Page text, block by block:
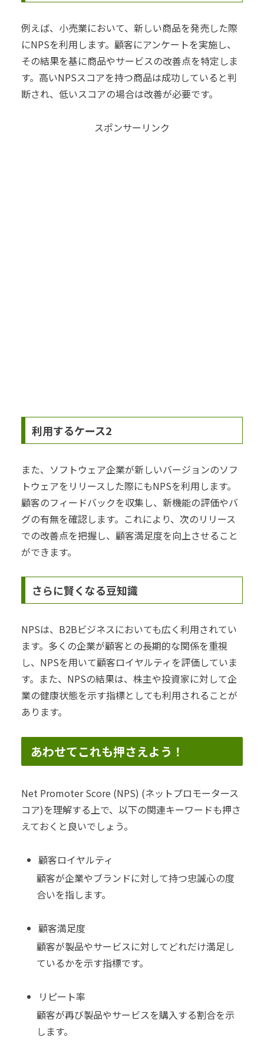
例えば、小売業において、新しい商品を発売した際
にNPSを利用します。顧客にアンケートを実施し、
その結果を基に商品やサービスの改善点を特定しま
す。高いNPSスコアを持つ商品は成功していると判
断され、低いスコアの場合は改善が必要です。
スポンサーリンク
利用するケース2
また、ソフトウェア企業が新しいバージョンのソフ
トウェアをリリースした際にもNPSを利用します。
顧客のフィードバックを収集し、新機能の評価やバ
グの有無を確認します。これにより、次のリリース
での改善点を把握し、顧客満足度を向上させること
ができます。
さらに賢くなる豆知識
NPSは、B2Bビジネスにおいても広く利用されてい
ます。多くの企業が顧客との長期的な関係を重視
し、NPSを用いて顧客ロイヤルティを評価していま
す。また、NPSの結果は、株主や投資家に対して企
業の健康状態を示す指標としても利用されることが
あります。
あわせてこれも押さえよう！
Net Promoter Score (NPS) (ネットプロモータース
コア)を理解する上で、以下の関連キーワードも押さ
えておくと良いでしょう。
顧客ロイヤルティ
顧客が企業やブランドに対して持つ忠誠心の度
合いを指します。
顧客満足度
顧客が製品やサービスに対してどれだけ満足し
ているかを示す指標です。
リピート率
顧客が再び製品やサービスを購入する割合を示
します。